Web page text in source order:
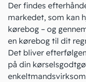
Der findes
markedet, som kan
kørebog – og
en kørebog til dit
Det bliver
på din